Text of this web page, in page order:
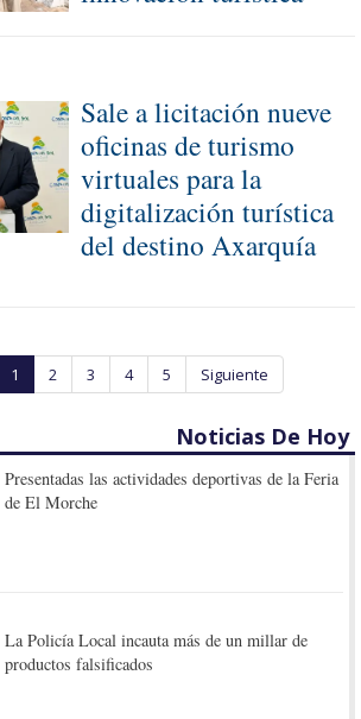
Sale a licitación nueve
oficinas de turismo
virtuales para la
digitalización turística
del destino Axarquía
1 2 3 4 5 Siguiente
Noticias De Hoy
Presentadas las actividades deportivas de la Feria
de El Morche
La Policía Local incauta más de un millar de
productos falsificados